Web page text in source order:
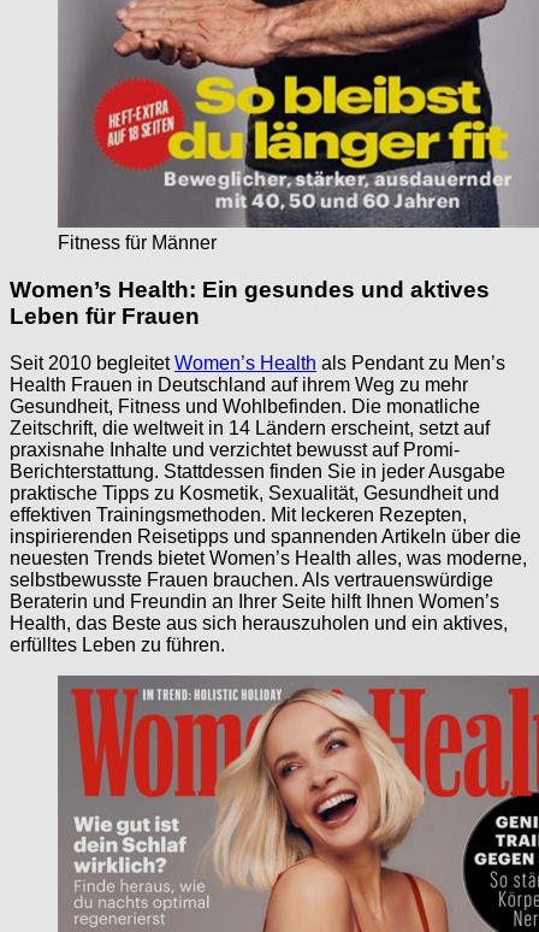
Fitness für Männer
Women’s Health: Ein gesundes und aktives
Leben für Frauen
Seit 2010 begleitetWomen’s Health als Pendant zu Men’s
Health Frauen in Deutschland auf ihrem Weg zu mehr
Gesundheit, Fitness und Wohlbefinden. Die monatliche
Zeitschrift, die weltweit in 14 Ländern erscheint, setzt auf
praxisnahe Inhalte und verzichtet bewusst auf Promi-
Berichterstattung. Stattdessen finden Sie in jeder Ausgabe
praktische Tipps zu Kosmetik, Sexualität, Gesundheit und
effektiven Trainingsmethoden. Mit leckeren Rezepten,
inspirierenden Reisetipps und spannenden Artikeln über die
neuesten Trends bietet Women’s Health alles, was moderne,
selbstbewusste Frauen brauchen. Als vertrauenswürdige
Beraterin und Freundin an Ihrer Seite hilft Ihnen Women’s
Health, das Beste aus sich herauszuholen und ein aktives,
erfülltes Leben zu führen.